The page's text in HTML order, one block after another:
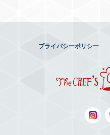
プライバシーポリシー